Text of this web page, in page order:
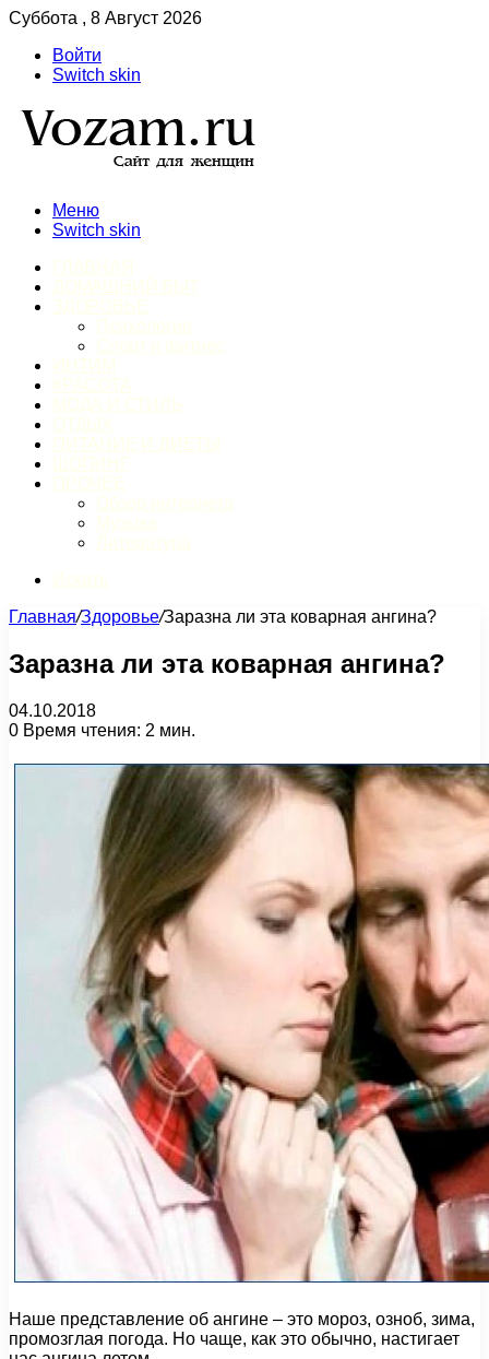
Суббота , 8 Август 2026
Войти
Switch skin
Меню
Switch skin
Главная/Здоровье/Заразна ли эта коварная ангина?
Заразна ли эта коварная ангина?
04.10.2018
0 Время чтения: 2 мин.
Наше представление об ангине – это мороз, озноб, зима,
промозглая погода. Но чаще, как это обычно, настигает